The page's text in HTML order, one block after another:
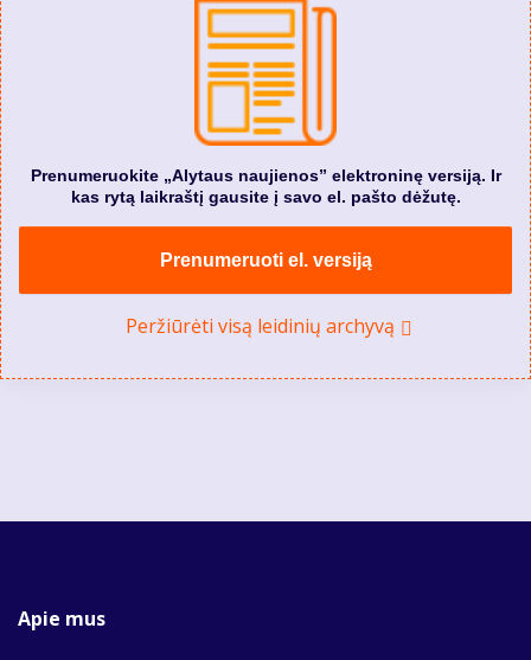
Prenumeruokite „Alytaus naujienos” elektroninę versiją. Ir
kas rytą laikraštį gausite į savo el. pašto dėžutę.
Prenumeruoti el. versiją
Peržiūrėti visą leidinių archyvą
Apie mus